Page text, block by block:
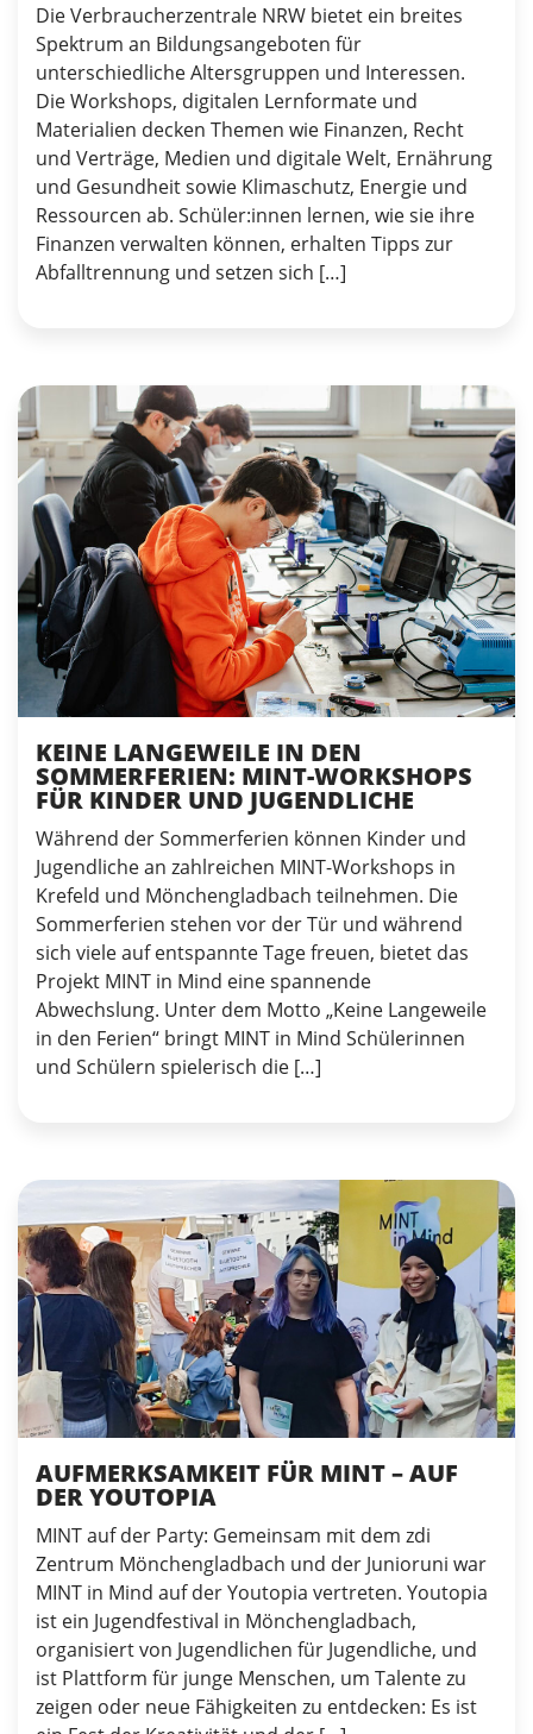
Die Verbraucherzentrale NRW bietet ein breites
Spektrum an Bildungsangeboten für
unterschiedliche Altersgruppen und Interessen.
Die Workshops, digitalen Lernformate und
Materialien decken Themen wie Finanzen, Recht
und Verträge, Medien und digitale Welt, Ernährung
und Gesundheit sowie Klimaschutz, Energie und
Ressourcen ab. Schüler:innen lernen, wie sie ihre
Finanzen verwalten können, erhalten Tipps zur
Abfalltrennung und setzen sich […]
KEINE LANGEWEILE IN DEN
SOMMERFERIEN: MINT-WORKSHOPS
FÜR KINDER UND JUGENDLICHE
Während der Sommerferien können Kinder und
Jugendliche an zahlreichen MINT-Workshops in
Krefeld und Mönchengladbach teilnehmen. Die
Sommerferien stehen vor der Tür und während
sich viele auf entspannte Tage freuen, bietet das
Projekt MINT in Mind eine spannende
Abwechslung. Unter dem Motto „Keine Langeweile
in den Ferien“ bringt MINT in Mind Schülerinnen
und Schülern spielerisch die […]
AUFMERKSAMKEIT FÜR MINT – AUF
DER YOUTOPIA
MINT auf der Party: Gemeinsam mit dem zdi
Zentrum Mönchengladbach und der Junioruni war
MINT in Mind auf der Youtopia vertreten. Youtopia
ist ein Jugendfestival in Mönchengladbach,
organisiert von Jugendlichen für Jugendliche, und
ist Plattform für junge Menschen, um Talente zu
zeigen oder neue Fähigkeiten zu entdecken: Es ist